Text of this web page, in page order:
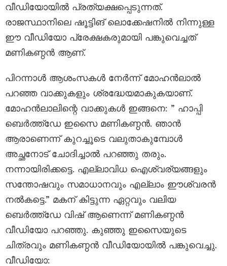
വീഡിയോയിൽ പ്രത്യക്ഷപ്പെടുന്നത്.
രാജസ്ഥാനിലെ ഷൂട്ടിങ് ലൊക്കേഷനിൽ നിന്നുള്ള
ഈ വീഡിയോ പ്രേക്ഷകരുമായി പങ്കുവെച്ചത്
മണികണ്ഠൻ ആണ്.
പിറന്നാൾ ആശംസകൾ നേർന്ന് മോഹൻലാൽ
പറഞ്ഞ വാക്കുകളും ശ്രദ്ധേയമാകുകയാണ്.
മോഹൻലാലിന്റെ വാക്കുകൾ ഇങ്ങനെ: ” ഹാപ്പി
ബെർത്ത്ഡേ ഇസൈ മണികണ്ഠൻ. ഞാൻ
ആരാണെന്ന് കുറച്ചൂടെ വലുതാകുമ്പോൾ
അച്ഛനോട് ചോദിച്ചാൽ പറഞ്ഞു തരും.
നന്നായിരിക്കട്ടെ. എല്ലാവിധ ഐശ്വര്യങ്ങളും
സന്തോഷവും സമാധാനവും എല്ലാം ഈശ്വരൻ
നൽകട്ടെ.” മകന് കിട്ടുന്ന ഏറ്റവും വലിയ
ബെർത്ത്ഡേ വിഷ് ആണെന്ന് മണികണ്ഠൻ
വീഡിയോ പറഞ്ഞു. കുഞ്ഞു ഇസൈയുടെ
ചിത്രവും മണികണ്ഠൻ വീഡിയോയിൽ പങ്കുവെച്ചു.
വീഡിയോ: